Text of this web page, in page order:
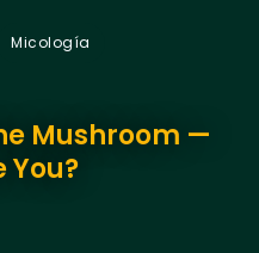
Micología
Mushroom —
You?